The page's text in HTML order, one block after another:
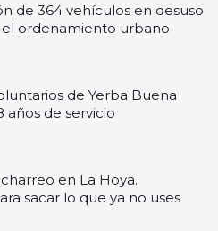
de 364 vehículos en desuso
ordenamiento urbano
de Yerba Buena
años de servicio
en La Hoya.
sacar lo que ya no uses